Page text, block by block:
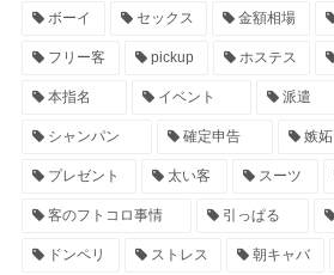
ボーイ セックス 金額相場
フリー客 pickup ホステス
本指名 イベント 派遣
シャンパン 確定申告 嫉妬
プレゼント 太い客 スーツ
客のフトコロ事情 引っぱる
ドンペリ ストレス 朝キャバ